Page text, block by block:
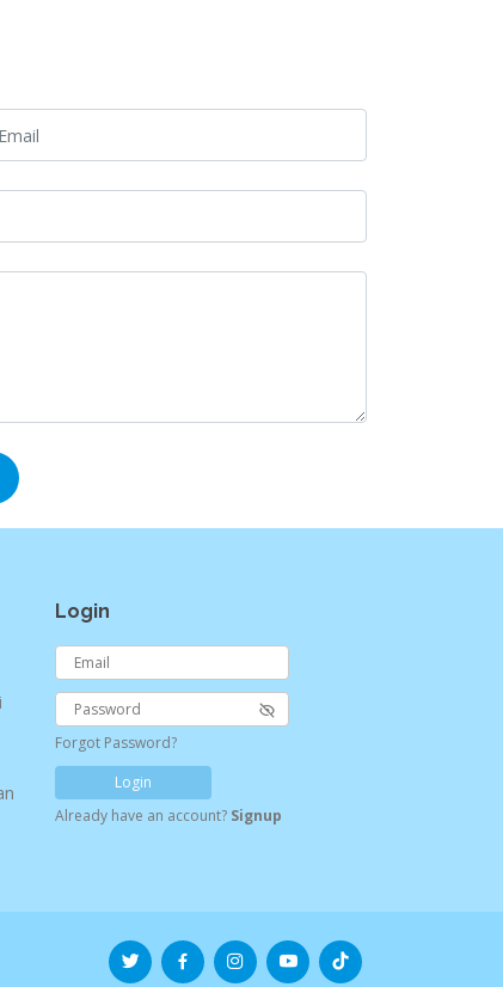
Login
Forgot Password?
Login
Already have an account? Signup